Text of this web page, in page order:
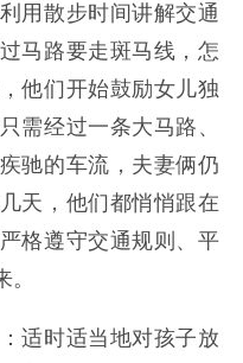
用散步时间讲解交通
马路要走斑马线，怎
他们开始鼓励女儿独
需经过一条大马路、
驰的车流，夫妻俩仍
天，他们都悄悄跟在
格遵守交通规则、平
适时适当地对孩子放